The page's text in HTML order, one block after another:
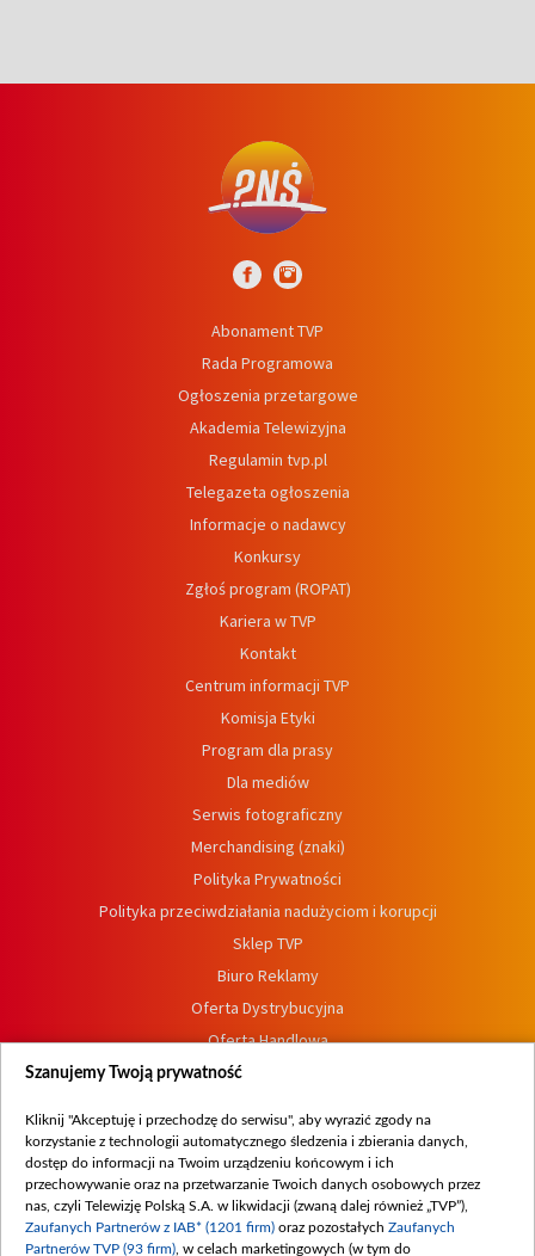
Abonament TVP
Rada Programowa
Ogłoszenia przetargowe
Akademia Telewizyjna
Regulamin tvp.pl
Telegazeta ogłoszenia
Informacje o nadawcy
Konkursy
Zgłoś program (ROPAT)
Kariera w TVP
Kontakt
Centrum informacji TVP
Komisja Etyki
Program dla prasy
Dla mediów
Serwis fotograficzny
Merchandising (znaki)
Polityka Prywatności
Polityka przeciwdziałania nadużyciom i korupcji
Sklep TVP
Biuro Reklamy
Oferta Dystrybucyjna
Oferta Handlowa
Dostępność
Procedura zgłoszeń wewnętrznych
Szanujemy Twoją prywatność
Kliknij "Akceptuję i przechodzę do serwisu", aby wyrazić zgody na
korzystanie z technologii automatycznego śledzenia i zbierania danych,
dostęp do informacji na Twoim urządzeniu końcowym i ich
przechowywanie oraz na przetwarzanie Twoich danych osobowych przez
nas, czyli Telewizję Polską S.A. w likwidacji (zwaną dalej również „TVP”),
Zaufanych Partnerów z IAB* (1201 firm) oraz pozostałych Zaufanych
Partnerów TVP (93 firm) , w celach marketingowych (w tym do